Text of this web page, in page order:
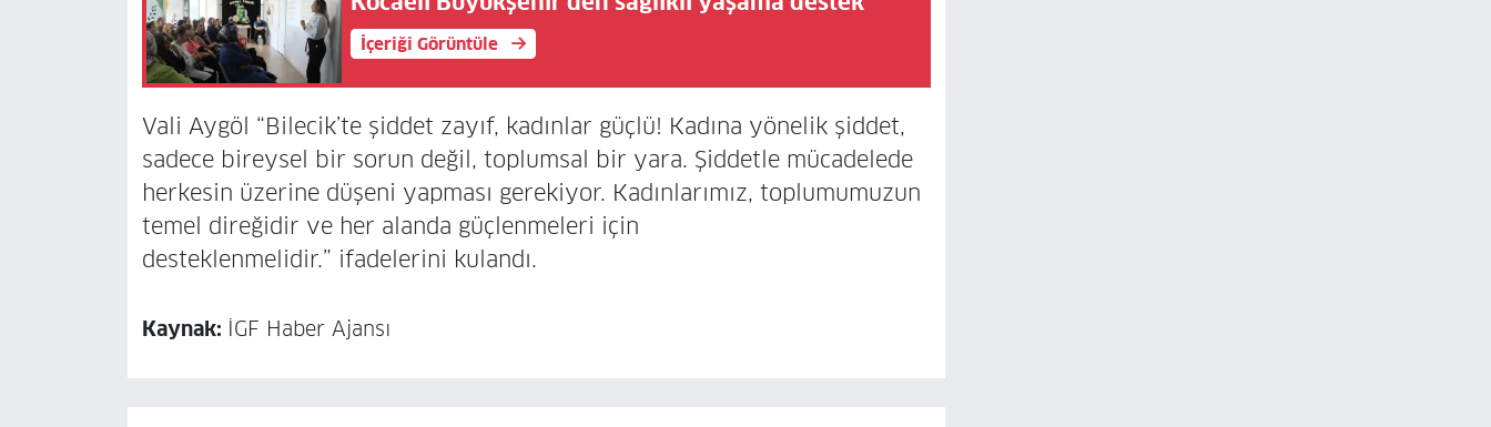
İçeriği Görüntüle
Vali Aygöl “Bilecik’te şiddet zayıf, kadınlar güçlü! Kadına yönelik şiddet,
sadece bireysel bir sorun değil, toplumsal bir yara. Şiddetle mücadelede
herkesin üzerine düşeni yapması gerekiyor. Kadınlarımız, toplumumuzun
temel direğidir ve her alanda güçlenmeleri için
desteklenmelidir.” ifadelerini kulandı.
Kaynak: İGF Haber Ajansı